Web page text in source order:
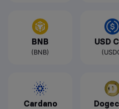
BNB
(BNB)
USD
Cardano